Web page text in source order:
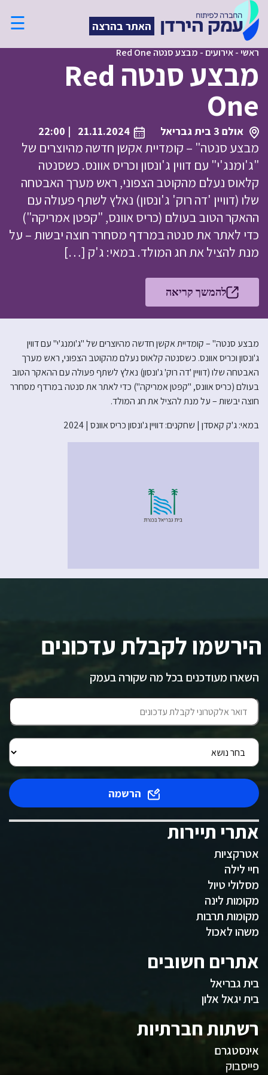
האתר בהרצה ☰
ראשי-אירועים - מבצע סנטה Red One
מבצע סנטה Red
One
אולם 3 בית גבריאל 21.11.2024
| 22:00
מבצע סנטה" – קומדיית אקשן חדשה מהיוצרים של
"ג'ומנג'י" עם דווין ג'ונסון וכריס אוונס. כשסנטה
קלאוס נעלם מהקוטב הצפוני, ראש מערך האבטחה
שלו (דוויין 'דה רוק' ג'ונסון) נאלץ לשתף פעולה עם
ההאקר הטוב בעולם (כריס אוונס, "קפטן אמריקה")
כדי לאתר את סנטה במרדף מסחרר חוצה יבשות – על
מנת להציל את חג המולד. במאי: ג'ק […]
להמשך קריאה
מבצע סנטה" – קומדיית אקשן חדשה מהיוצרים של "ג'ומנג'י" עם דווין
ג'ונסון וכריס אוונס. כשסנטה קלאוס נעלם מהקוטב הצפוני, ראש מערך
האבטחה שלו (דוויין 'דה רוק' ג'ונסון) נאלץ לשתף פעולה עם ההאקר הטוב
בעולם (כריס אוונס, "קפטן אמריקה") כדי לאתר את סנטה במרדף מסחרר
חוצה יבשות – על מנת להציל את חג המולד.
במאי: ג'ק קאסדן | שחקנים: דוויין ג'ונסון כריס אוונס | 2024
הירשמו לקבלת עדכונים
השארו מעודכנים בכל מה שקורה בעמק
הרשמה
אתרי תיירות
אטרקציות
חיי לילה
מסלולי טיול
מקומות לינה
מקומות תרבות
משהו לאכול
אתרים חשובים
בית גבריאל
בית יגאל אלון
רשתות חברתיות
אינסטגרם
פייסבוק